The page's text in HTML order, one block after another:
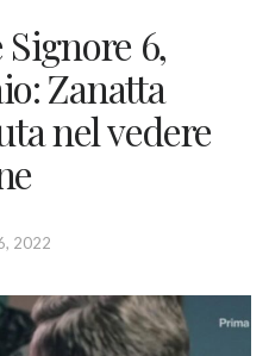
6,
Zanatta
nel vedere
2022